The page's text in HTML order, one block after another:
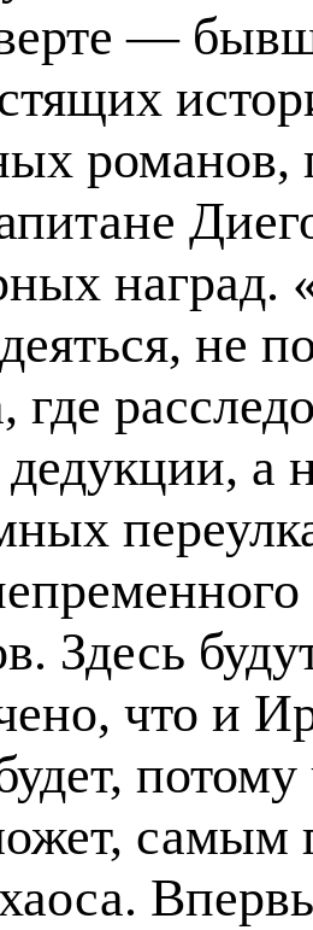
—
романов,
не
где
дедукции, а
Здесь
что и
самым